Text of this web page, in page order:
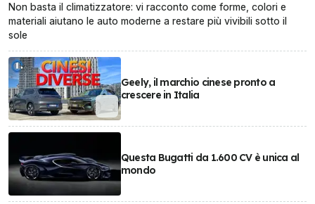
Non basta il climatizzatore: vi racconto come forme, colori e
materiali aiutano le auto moderne a restare più vivibili sotto il
sole
Geely, il marchio cinese pronto a
crescere in Italia
Questa Bugatti da 1.600 CV è unica al
mondo